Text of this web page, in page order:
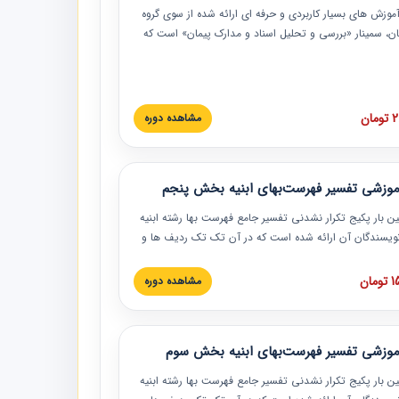
های بسیار کاربردی و حرفه‏ ای ارائه شده از سوی گروه
سمینار «بررسی و تحلیل اسناد و مدارک پیمان» است که
این خصوص ارائه شده است.
مشاهده دوره
تفسیر فهرست‌بهای ابنیه بخش پنجم
بار پکیج تکرار نشدنی تفسیر جامع فهرست بها رشته ابنیه
نویسندگان آن ارائه شده است که در آن تک تک ردیف ها و
و به همراه تصاویر عملیات اجرایی مرتبط با ردیف های
بها ارائه شده است. این دوره با کلام مهندس
مدیر پروژه مهندسی مشاور در امر بازنگری فهرست
حال فعالیت هستند حتما توصیه می کنیم از مطالب این
نمایند.
مشاهده دوره
تفسیر فهرست‌بهای ابنیه بخش سوم
بار پکیج تکرار نشدنی تفسیر جامع فهرست بها رشته ابنیه